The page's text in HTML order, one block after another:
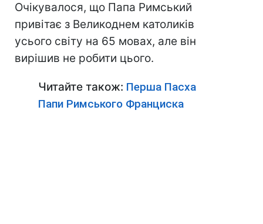
Очікувалося, що Папа Римський
привітає з Великоднем католиків
усього світу на 65 мовах, але він
вирішив не робити цього.
Читайте також: Перша Пасха
Папи Римського Франциска